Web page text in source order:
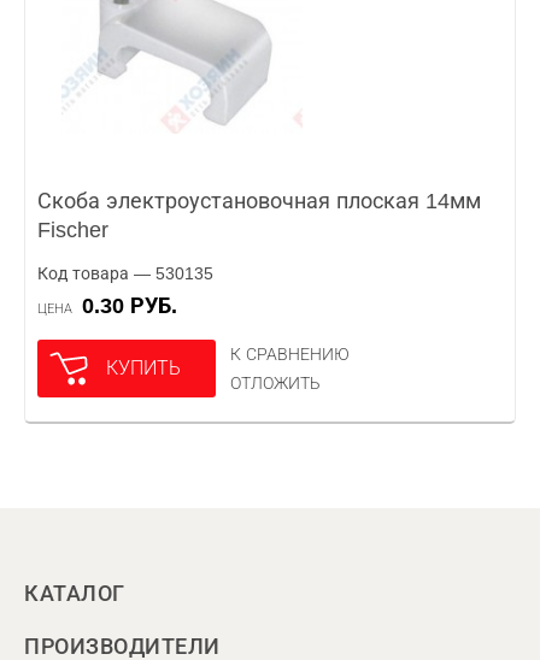
Скоба электроустановочная плоская 14мм
Fischer
Код товара — 530135
ЦЕНА 0.30 РУБ.
КУПИТЬ
К СРАВНЕНИЮ
ОТЛОЖИТЬ
КАТАЛОГ
ПРОИЗВОДИТЕЛИ